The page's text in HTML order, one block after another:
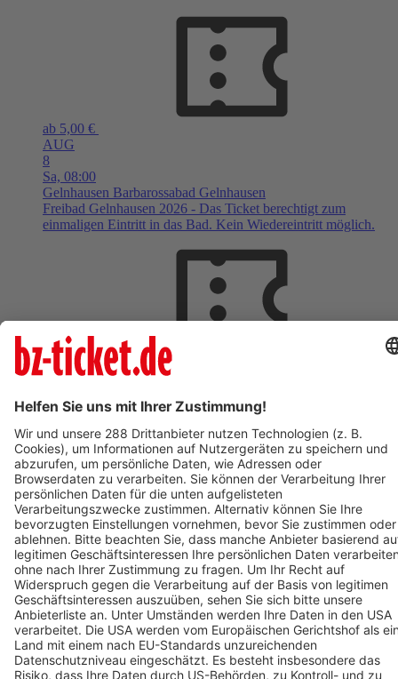
ab 5,00 €
AUG
8
Sa, 08:00
Gelnhausen Barbarossabad Gelnhausen
Freibad Gelnhausen 2026 - Das Ticket berechtigt zum
einmaligen Eintritt in das Bad. Kein Wiedereintritt möglich.
ab 5,00 €
AUG
8
08:00
Langen Freizeit- und Familienbad Langen
Freizeit- und Familienbad 2026 - Das Ticket berechtigt zum
einmaligen Eintritt in das Bad. Kein Wiedereintritt möglich.